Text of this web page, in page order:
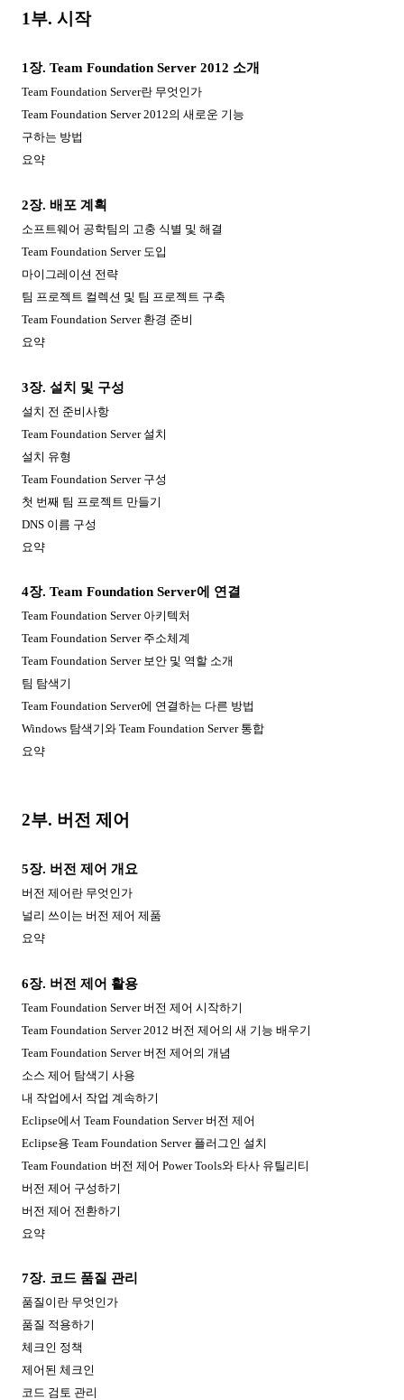
1부. 시작
1 장. Team Foundation Server 2012 소개
Team Foundation Server란 무엇인가
Team Foundation Server 2012의 새로운 기능
구하는 방법
요약
2장. 배포 계획
소프트웨어 공학팀의 고충 식별 및 해결
Team Foundation Server 도입
마이그레이션 전략
팀 프로젝트 컬렉션 및 팀 프로젝트 구축
Team Foundation Server 환경 준비
요약
3장. 설치 및 구성
설치 전 준비사항
Team Foundation Server설치
설치 유형
Team Foundation Server 구성
첫 번째 팀 프로젝트 만들기
DNS 이름 구성
요약
4장. Team Foundation Server에 연결
Team Foundation Server 아키텍처
Team Foundation Server 주소체계
Team Foundation Server 보안 및 역할 소개
팀 탐색기
Team Foundation Server에 연결하는 다른 방법
Windows 탐색기와 Team Foundation Server 통합
요약
2부. 버전 제어
5장. 버전 제어 개요
버전 제어란 무엇인가
널리 쓰이는 버전 제어 제품
요약
6장. 버전 제어 활용
Team Foundation Server 버전 제어 시작하기
Team Foundation Server 2012 버전 제어의 새 기능 배우기
Team Foundation Server 버전 제어의 개념
소스 제어 탐색기 사용
내 작업에서 작업 계속하기
Eclipse에서 Team Foundation Server 버전 제어
Eclipse용 Team Foundation Server 플러그인 설치
Team Foundation 버전 제어 Power Tools와 타사 유틸리티
버전 제어 구성하기
버전 제어 전환하기
요약
7장. 코드 품질 관리
품질이란 무엇인가
품질 적용하기
체크인 정책
제어된 체크인
코드 검토 관리